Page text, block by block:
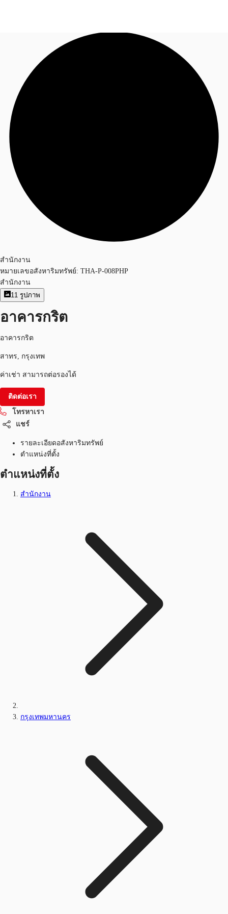
พื้นที่สำนักงาน
เฟล็กสเปซ
+6626246471
สำนักงาน
หมายเลขอสังหาริมทรัพย์: THA-P-008PHP
สำนักงาน
11 รูปภาพ
อาคารกริต
อาคารกริต
สาทร, กรุงเทพ
ค่าเช่า สามารถต่อรองได้
ติดต่อเรา
โทรหาเรา
แชร์
รายละเอียดอสังหาริมทรัพย์
ตำแหน่งที่ตั้ง
ตำแหน่งที่ตั้ง
สำนักงาน
กรุงเทพมหานคร